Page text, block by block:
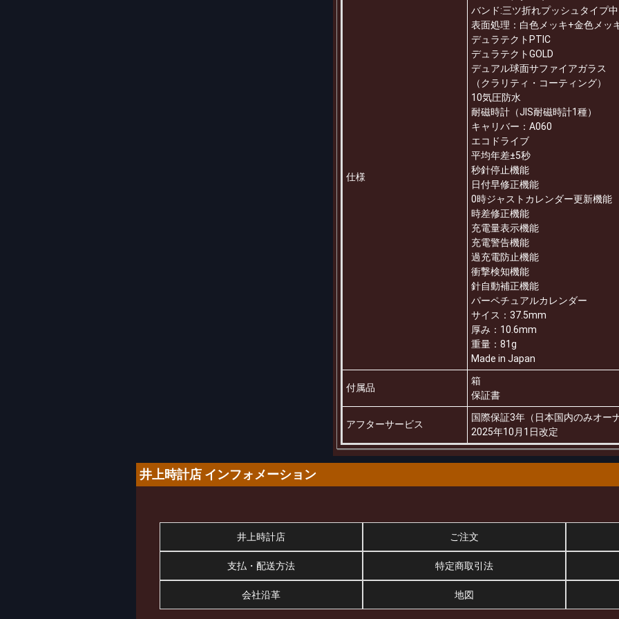
仕様
バンド:三ツ折れプッシュタイプ
表面処理：白色メッキ+金色メッ
デュラテクトPTIC
デュラテクトGOLD
デュアル球面サファイアガラス
（クラリティ・コーティング）
10気圧防水
耐磁時計（JIS耐磁時計1種）
キャリバー：A060
エコドライブ
平均年差±5秒
秒針停止機能
日付早修正機能
0時ジャストカレンダー更新機能
時差修正機能
充電量表示機能
充電警告機能
過充電防止機能
衝撃検知機能
針自動補正機能
パーペチュアルカレンダー
サイス：37.5mm
厚み：10.6mm
重量：81g
Made in Japan
付属品
箱
保証書
アフターサービス
国際保証3年（日本国内のみオー
2025年10月1日改定
井上時計店 インフォメーション
井上時計店 ご注文
支払・配送方法 特定商取引法
会社沿革 地図